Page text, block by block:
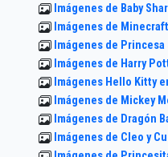
Imágenes de Baby
Imágenes de
Imágenes de
Imágenes de Harry
Imágenes Hello Kitty
Imágenes de Mickey
Imágenes de Dragón
Imágenes de Cleo y